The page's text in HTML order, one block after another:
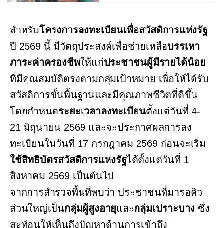
สำหรับโครงการลงทะเบียนเพื่อสวัสดิการแห่งรัฐ
ปี 2569 นี้ มีวัตถุประสงค์เพื่อช่วยเหลือบรรเทา
ภาระค่าครองชีพให้แก่ประชาชนผู้มีรายได้น้อย
ที่มีคุณสมบัติตรงตามกลุ่มเป้าหมาย เพื่อให้ได้รับ
สวัสดิการขั้นพื้นฐานและมีคุณภาพชีวิตที่ดีขึ้น
โดยกำหนดระยะเวลาลงทะเบียนตั้งแต่วันที่ 4-
21 มิถุนายน 2569 และจะประกาศผลการลง
ทะเบียนในวันที่ 17 กรกฎาคม 2569 ก่อนจะเริ่ม
ใช้สิทธิบัตรสวัสดิการแห่งรัฐได้ตั้งแต่วันที่ 1
สิงหาคม 2569 เป็นต้นไป
จากการสำรวจพื้นที่พบว่า ประชาชนที่มารอคิว
ส่วนใหญ่เป็นกลุ่มผู้สูงอายุและกลุ่มเปราะบาง ซึ่ง
สะท้อนให้เห็นถึงปัญหาด้านการเข้าถึง